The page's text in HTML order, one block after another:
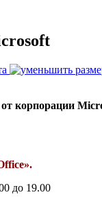
корпорации
до 19.00